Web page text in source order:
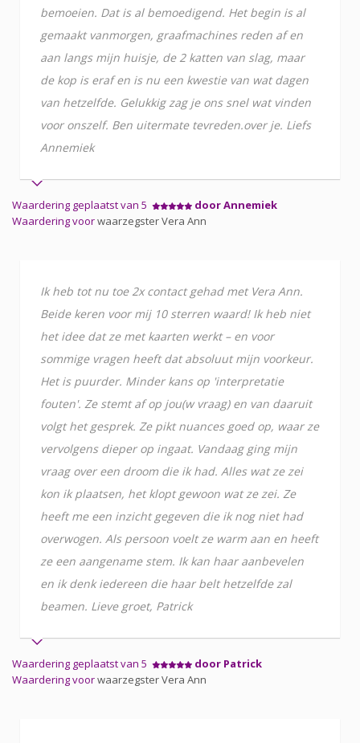
bemoeien. Dat is al bemoedigend. Het begin is al
gemaakt vanmorgen, graafmachines reden af en
aan langs mijn huisje, de 2 katten van slag, maar
de kop is eraf en is nu een kwestie van wat dagen
van hetzelfde. Gelukkig zag je ons snel wat vinden
voor onszelf. Ben uitermate tevreden.over je. Liefs
Annemiek
Waardering geplaatst van 5
door Annemiek
Waardering voorwaarzegster Vera Ann
Ik heb tot nu toe 2x contact gehad met Vera Ann.
Beide keren voor mij 10 sterren waard! Ik heb niet
het idee dat ze met kaarten werkt – en voor
sommige vragen heeft dat absoluut mijn voorkeur.
Het is puurder. Minder kans op 'interpretatie
fouten'. Ze stemt af op jou(w vraag) en van daaruit
volgt het gesprek. Ze pikt nuances goed op, waar ze
vervolgens dieper op ingaat. Vandaag ging mijn
vraag over een droom die ik had. Alles wat ze zei
kon ik plaatsen, het klopt gewoon wat ze zei. Ze
heeft me een inzicht gegeven die ik nog niet had
overwogen. Als persoon voelt ze warm aan en heeft
ze een aangename stem. Ik kan haar aanbevelen
en ik denk iedereen die haar belt hetzelfde zal
beamen. Lieve groet, Patrick
Waardering geplaatst van 5
door Patrick
Waardering voorwaarzegster Vera Ann